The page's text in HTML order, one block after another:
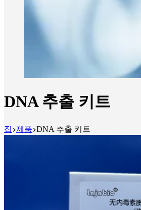
DNA 추출 키트
집 제품 DNA 추출 키트